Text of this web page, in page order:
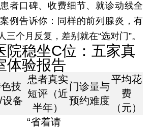
者口碑、收费细节、就诊动线全
例告诉你：同样的前列腺炎，有
三个月反复，差别就在“选对门”。
院稳坐C位：五家真
体验报告
技
设备
患者真实
短评（近
半年）
门诊量与
预约难度
平均花
费
（元）
“省着请